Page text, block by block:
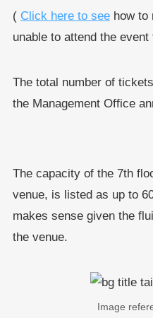
( Click here to seehow to
unable to attend the
The total number of
the Management Office
The capacity of the 7th
venue, is listed as up to
makes sense given the
the venue.
Image